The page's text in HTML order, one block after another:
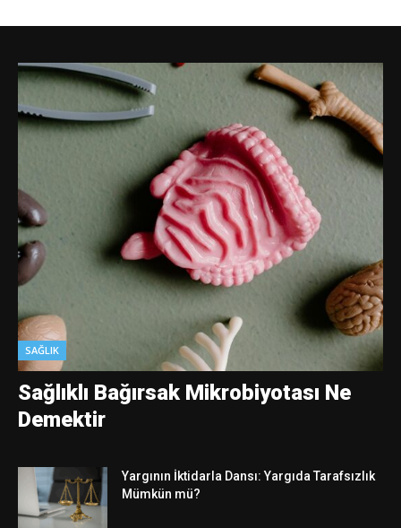
SAĞLIK
Sağlıklı Bağırsak Mikrobiyotası Ne
Demektir
Yargının İktidarla Dansı: Yargıda Tarafsızlık
Mümkün mü?